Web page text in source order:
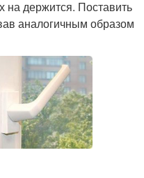
держится. Поставить
аналогичным образом